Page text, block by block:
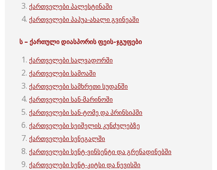
ქართველები პალესტინაში
ქართველები პაპუა-ახალი გვინეაში
ს – ქართულიდიასპორის ფეის-ჯგუფები
ქართველები სალვადორში
ქართველები სამოაში
ქართველები სამხრეთი სუდანში
ქართველები სან-მარინოში
ქართველები სან-ტომე და პრინსიპში
ქართველები სეიშელის კუნძულებზე
ქართველები სენეგალში
ქართველები სენტ-ვინსენტი და გრენადინებში
ქართველები სენტ-კიტსი და ნევისში